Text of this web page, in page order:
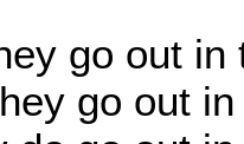
go out
go out